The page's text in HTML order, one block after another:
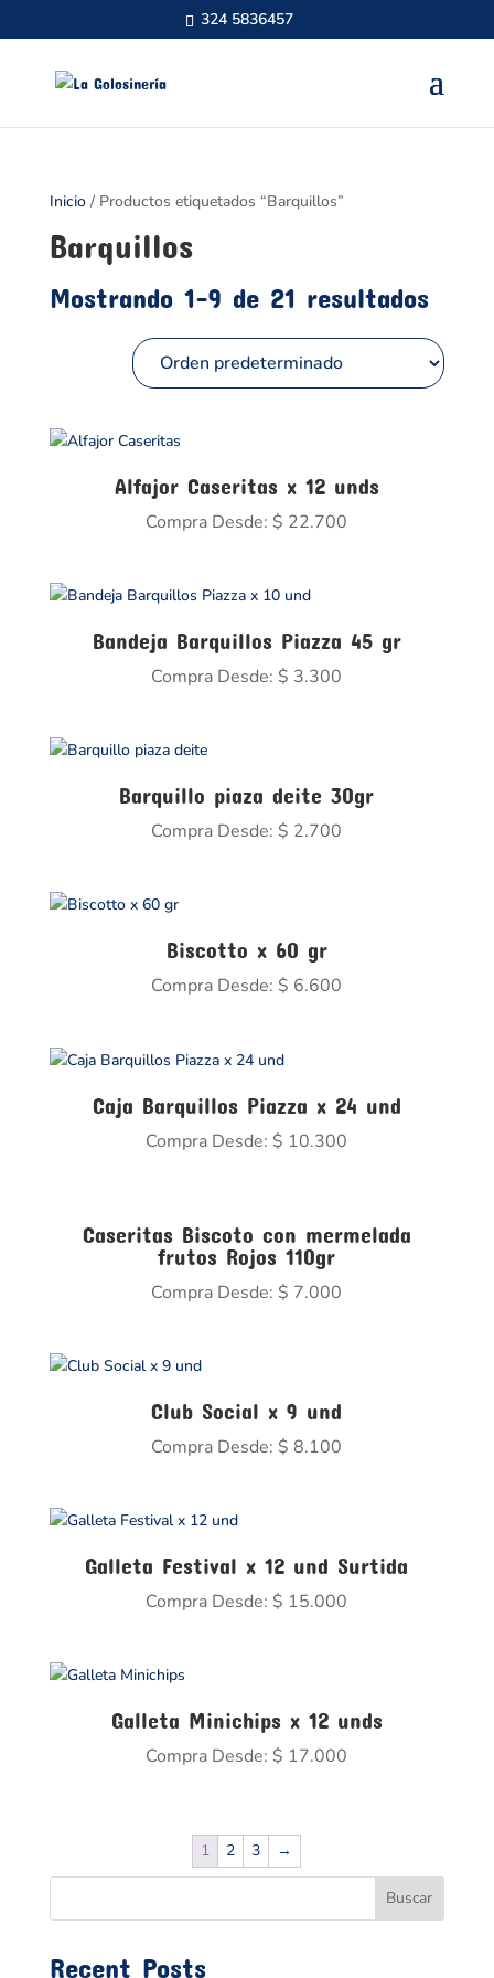
324 5836457
Inicio/ Productos etiquetados “Barquillos”
Barquillos
Mostrando 1–9 de 21 resultados
Alfajor Caseritas x 12 unds
Compra Desde: $ 22.700
Bandeja Barquillos Piazza 45 gr
Compra Desde: $ 3.300
Barquillo piaza deite 30gr
Compra Desde: $ 2.700
Biscotto x 60 gr
Compra Desde: $ 6.600
Caja Barquillos Piazza x 24 und
Compra Desde: $ 10.300
Caseritas Biscoto con mermelada
frutos Rojos 110gr
Compra Desde: $ 7.000
Club Social x 9 und
Compra Desde: $ 8.100
Galleta Festival x 12 und Surtida
Compra Desde: $ 15.000
Galleta Minichips x 12 unds
Compra Desde: $ 17.000
1 2 3 →
Buscar
Recent Posts